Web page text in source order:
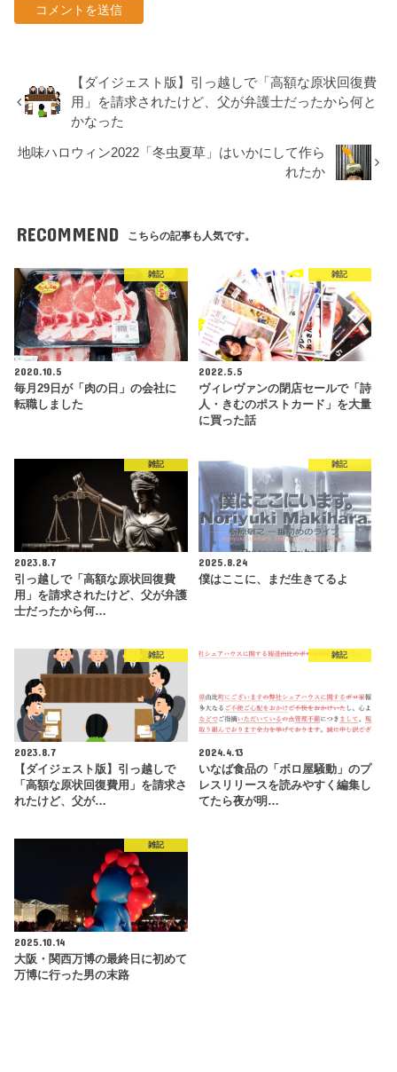
【ダイジェスト版】引っ越しで「高額な原状回復費
用」を請求されたけど、父が弁護士だったから何と
かなった
地味ハロウィン2022「冬虫夏草」はいかにして作ら
れたか
RECOMMEND こちらの記事も人気です。
雑記
2020.10.5
毎月29日が「肉の日」の会社に
転職しました
雑記
2022.5.5
ヴィレヴァンの閉店セールで「詩
人・きむのポストカード」を大量
に買った話
雑記
2023.8.7
引っ越しで「高額な原状回復費
用」を請求されたけど、父が弁護
士だったから何…
雑記
2025.8.24
僕はここに、まだ生きてるよ
雑記
2023.8.7
【ダイジェスト版】引っ越しで
「高額な原状回復費用」を請求さ
れたけど、父が…
雑記
2024.4.13
いなば食品の「ボロ屋騒動」のプ
レスリリースを読みやすく編集し
てたら夜が明…
雑記
2025.10.14
大阪・関西万博の最終日に初めて
万博に行った男の末路